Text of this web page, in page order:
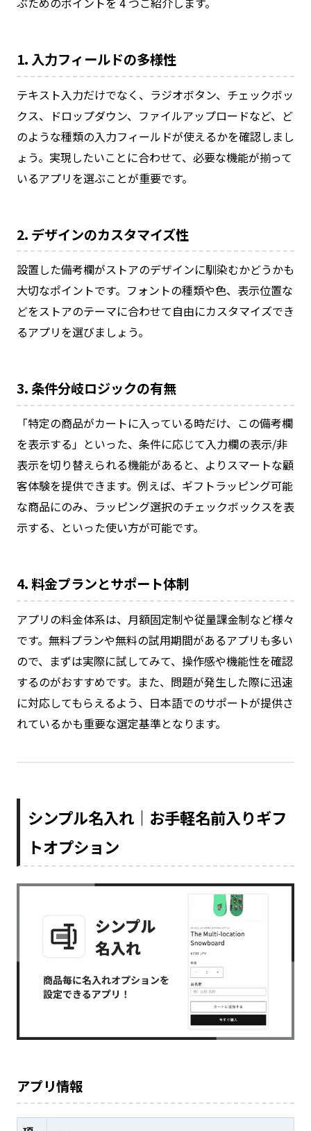
1. 入力フィールドの多様性
テキスト入力だけでなく、ラジオボタン、チェックボッ
クス、ドロップダウン、ファイルアップロードなど、ど
のような種類の入力フィールドが使えるかを確認しまし
ょう。実現したいことに合わせて、必要な機能が揃って
いるアプリを選ぶことが重要です。
2. デザインのカスタマイズ性
設置した備考欄がストアのデザインに馴染むかどうかも
大切なポイントです。フォントの種類や色、表示位置な
どをストアのテーマに合わせて自由にカスタマイズでき
るアプリを選びましょう。
3. 条件分岐ロジックの有無
「特定の商品がカートに入っている時だけ、この備考欄
を表示する」といった、条件に応じて入力欄の表示/非
表示を切り替えられる機能があると、よりスマートな顧
客体験を提供できます。例えば、ギフトラッピング可能
な商品にのみ、ラッピング選択のチェックボックスを表
示する、といった使い方が可能です。
4. 料金プランとサポート体制
アプリの料金体系は、月額固定制や従量課金制など様々
です。無料プランや無料の試用期間があるアプリも多い
ので、まずは実際に試してみて、操作感や機能性を確認
するのがおすすめです。また、問題が発生した際に迅速
に対応してもらえるよう、日本語でのサポートが提供さ
れているかも重要な選定基準となります。
シンプル名入れ｜お手軽名前入りギフ
トオプション
アプリ情報